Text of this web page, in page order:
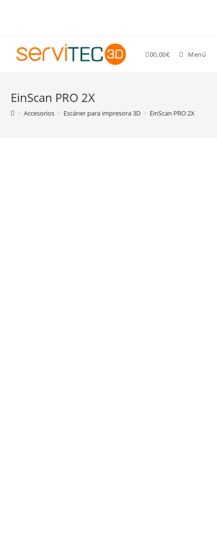
00,00€ Menú
EinScan PRO 2X
> Accesorios > Escáner para impresora 3D > EinScan PRO 2X